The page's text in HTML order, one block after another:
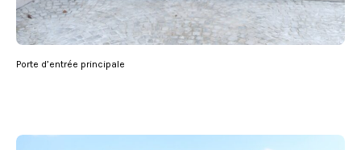
Porte d’entrée principale